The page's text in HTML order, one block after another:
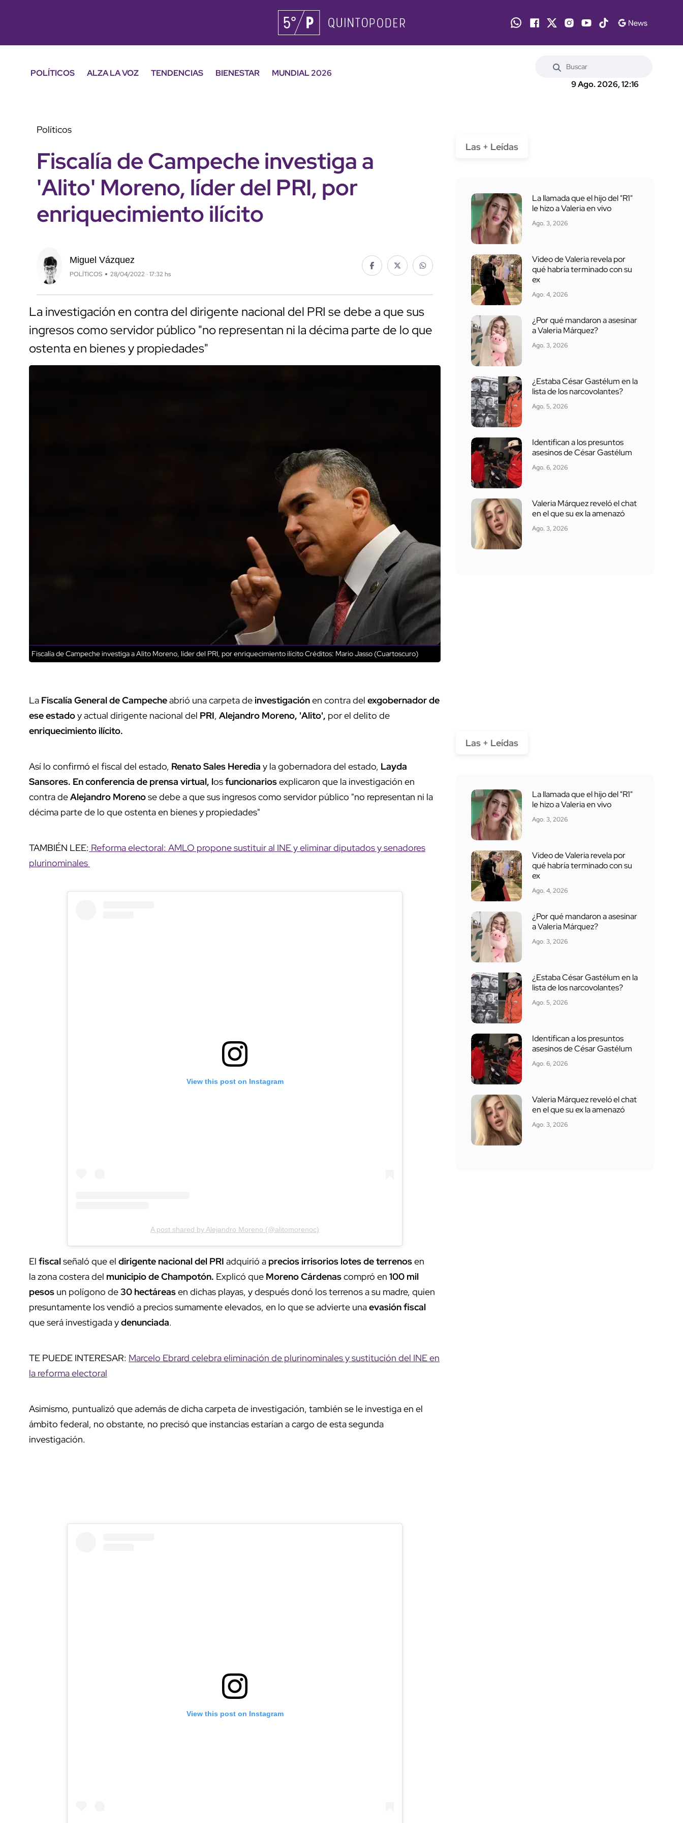
POLÍTICOS ALZA LA VOZ TENDENCIAS BIENESTAR
MUNDIAL 2026
9 Ago. 2026, 12:16
Políticos
Fiscalía de Campeche investiga a
'Alito' Moreno, líder del PRI, por
enriquecimiento ilícito
Miguel Vázquez
POLÍTICOS 28/04/2022 · 17:32 hs
La investigación en contra del dirigente nacional del PRI se debe a que sus
ingresos como servidor público "no representan ni la décima parte de lo que
ostenta en bienes y propiedades"
Fiscalía de Campeche investiga a Alito Moreno, líder del PRI, por enriquecimiento ilícitoCréditos: Mario Jasso (Cuartoscuro)
La Fiscalía General de Campecheabrió una carpeta deinvestigaciónen contra del exgobernador de
ese estadoy actual dirigente nacional del PRI, Alejandro Moreno, 'Alito', por el delito de
enriquecimiento ilícito.
Así lo confirmó el fiscal del estado, Renato Sales Heredia y la gobernadora del estado, Layda
Sansores. En conferencia de prensa virtual, losfuncionariosexplicaron que la investigación en
contra deAlejandro Morenose debe a que sus ingresos como servidor público "no representan ni la
décima parte de lo que ostenta en bienes y propiedades"
TAMBIÉN LEE: Reforma electoral: AMLO propone sustituir al INE y eliminar diputados y senadores
plurinominales
View this post on Instagram
A post shared by Alejandro Moreno (@alitomorenoc)
El fiscalseñaló que el dirigente nacional del PRI adquirió a precios irrisorios lotes de terrenosen
la zona costera del municipio de Champotón. Explicó que Moreno Cárdenascompró en 100 mil
pesos un polígono de30 hectáreasen dichas playas, y después donó los terrenos a su madre, quien
presuntamente los vendió a precios sumamente elevados, en lo que se advierte unaevasión fiscal
que será investigada ydenunciada.
TE PUEDE INTERESAR: Marcelo Ebrard celebra eliminación de plurinominales y sustitución del INE en
la reforma electoral
Asimismo, puntualizó que además de dicha carpeta de investigación, también se le investiga en el
ámbito federal, no obstante, no precisó que instancias estarían a cargo de esta segunda
investigación.
View this post on Instagram
Las + Leídas
La llamada que el hijo del "R1"
le hizo a Valeria en vivo
Ago. 3, 2026
Video de Valeria revela por
qué habría terminado con su
ex
Ago. 4, 2026
¿Por qué mandaron a asesinar
a Valeria Márquez?
Ago. 3, 2026
¿Estaba César Gastélum en la
lista de los narcovolantes?
Ago. 5, 2026
Identifican a los presuntos
asesinos de César Gastélum
Ago. 6, 2026
Valeria Márquez reveló el chat
en el que su ex la amenazó
Ago. 3, 2026
Las + Leídas
La llamada que el hijo del "R1"
le hizo a Valeria en vivo
Ago. 3, 2026
Video de Valeria revela por
qué habría terminado con su
ex
Ago. 4, 2026
¿Por qué mandaron a asesinar
a Valeria Márquez?
Ago. 3, 2026
¿Estaba César Gastélum en la
lista de los narcovolantes?
Ago. 5, 2026
Identifican a los presuntos
asesinos de César Gastélum
Ago. 6, 2026
Valeria Márquez reveló el chat
en el que su ex la amenazó
Ago. 3, 2026